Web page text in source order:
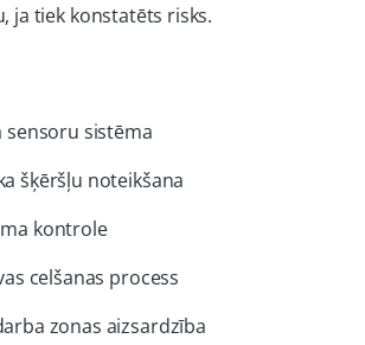
ja tiek konstatēts risks.
sensoru sistēma
šķēršļu noteikšana
kontrole
celšanas process
zonas aizsardzība